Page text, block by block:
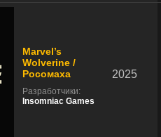
Marvel’s
Wolverine /
Росомаха
Разработчики:
Insomniac Games
2025